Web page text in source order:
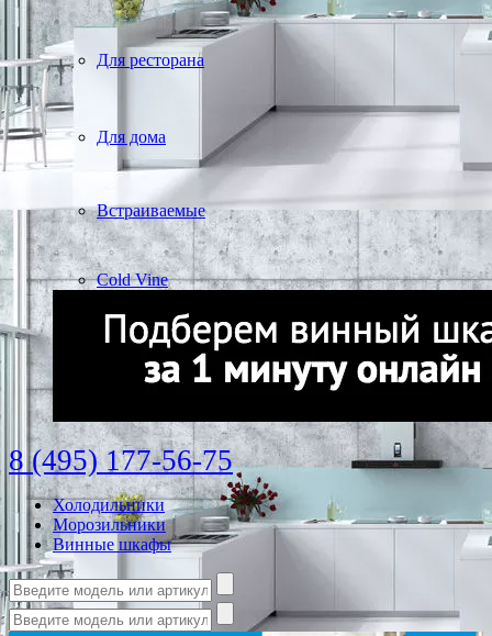
Для ресторана
Для дома
Встраиваемые
Cold Vine
8 (495) 177-56-75
Холодильники
Морозильники
Винные шкафы